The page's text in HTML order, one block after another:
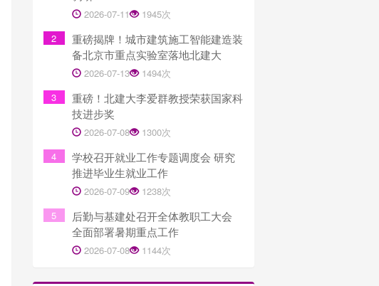
2026-07-11
1945次
2
重磅揭牌！城市建筑施工智能建造装
备北京市重点实验室落地北建大
2026-07-13
1494次
3
重磅！北建大李爱群教授荣获国家科
技进步奖
2026-07-08
1300次
4
学校召开就业工作专题调度会 研究
推进毕业生就业工作
2026-07-09
1238次
5
后勤与基建处召开全体教职工大会
全面部署暑期重点工作
2026-07-08 1144次